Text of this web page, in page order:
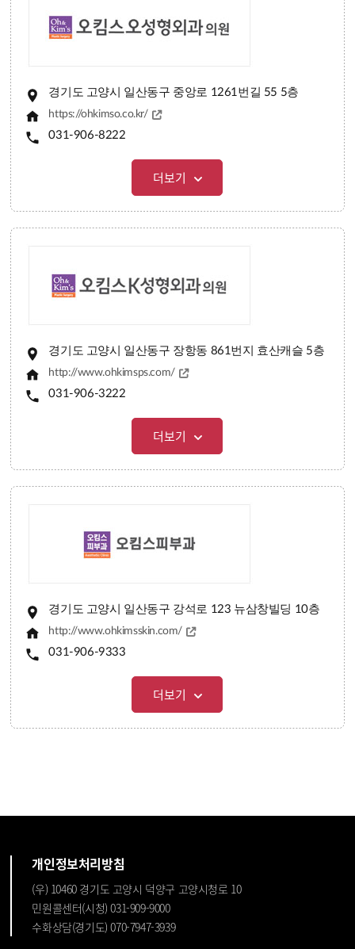
경기도 고양시 일산동구 중앙로 1261번길 55 5층
https://ohkimso.co.kr/
031-906-8222
더보기
경기도 고양시 일산동구 장항동 861번지 효산캐슬 5층
http://www.ohkimsps.com/
031-906-3222
더보기
경기도 고양시 일산동구 강석로 123 뉴삼창빌딩 10층
http://www.ohkimsskin.com/
031-906-9333
더보기
개인정보처리방침
(우) 10460 경기도 고양시 덕양구 고양시청로 10
민원콜센터(시청) 031-909-9000
수화상담(경기도) 070-7947-3939